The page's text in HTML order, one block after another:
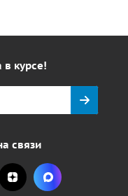
в курсе!
связи